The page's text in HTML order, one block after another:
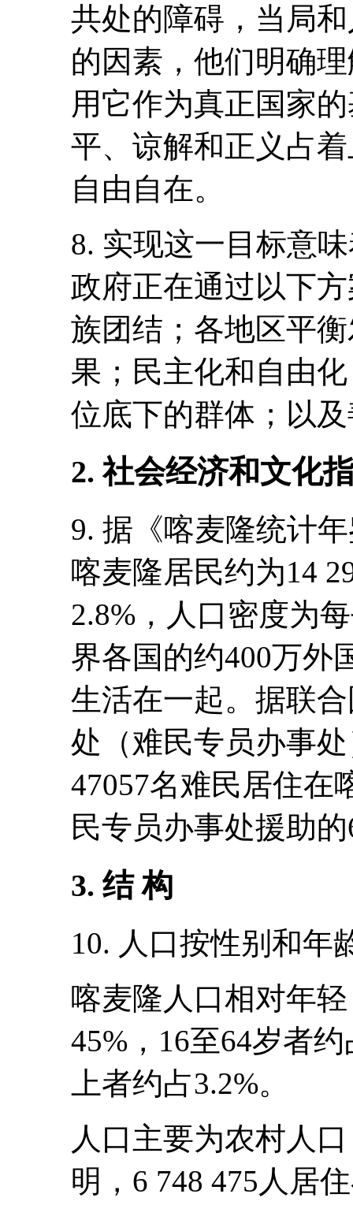
共处的障碍，当局
的因素，他们明确
用它作为真正国家
平、谅解和正义占
自由自在。
8. 实现这一目标意
政府正在通过以下
族团结；各地区平
果；民主化和自由
位底下的群体；以
2. 社会经济和文化
9. 据《喀麦隆统计
喀麦隆居民约为14
2.8%，人口密度为
界各国的约400万外
生活在一起。据联
处（难民专员办事
47057名难民居住在
民专员办事处援助
3. 结 构
10. 人口按性别和年
喀麦隆人口相对年
45%，16至64岁者
上者约占3.2%。
人口主要为农村人
明，6 748 475人居